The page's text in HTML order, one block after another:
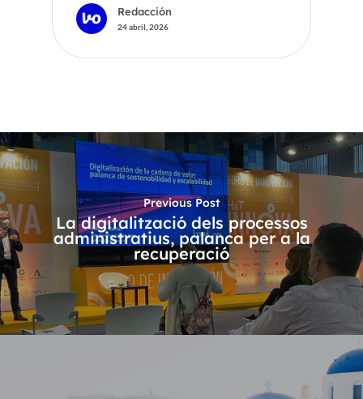
Redacción
24 abril, 2026
Previous Post
La digitalització dels processos
administratius, palanca per a la
recuperació